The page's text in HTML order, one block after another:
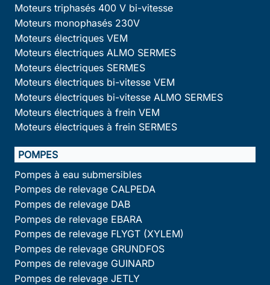
Moteurs triphasés 400 V bi-vitesse
Moteurs monophasés 230V
Moteurs électriques VEM
Moteurs électriques ALMO SERMES
Moteurs électriques SERMES
Moteurs électriques bi-vitesse VEM
Moteurs électriques bi-vitesse ALMO SERMES
Moteurs électriques à frein VEM
Moteurs électriques à frein SERMES
POMPES
Pompes à eau submersibles
Pompes de relevage CALPEDA
Pompes de relevage DAB
Pompes de relevage EBARA
Pompes de relevage FLYGT (XYLEM)
Pompes de relevage GRUNDFOS
Pompes de relevage GUINARD
Pompes de relevage JETLY